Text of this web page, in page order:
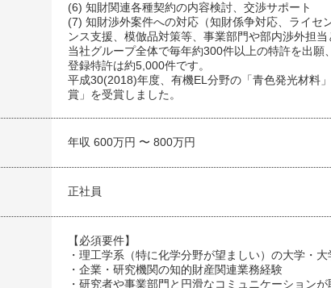
(6) 知財関連各種契約の内容検討、交渉サポート
(7) 知財渉外案件への対応（知財係争対応、ライセ
ンス支援、模倣品対策等、事業部門や部内渉外担当
当社グループ全体で毎年約300件以上の特許を出願
登録特許は約5,000件です。
平成30(2018)年度、有機EL分野の「青色発光材料
賞」を受賞しました。
年収 600万円 〜 800万円
正社員
【必須要件】
・理工学系（特に化学分野が望ましい）の大学・
・企業・研究機関の知的財産関連業務経験
・研究者や事業部門と円滑なコミュニケーション